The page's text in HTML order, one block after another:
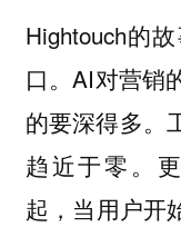
Hightouch的
口。AI对营销
的要深得多。
趋近于零。
起，当用户开